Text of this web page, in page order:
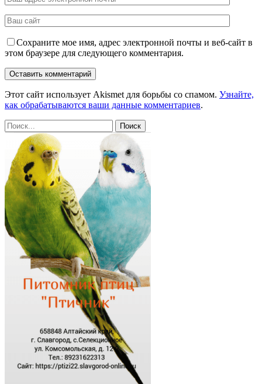
Сохраните мое имя, адрес электронной почты и веб-сайт в
этом браузере для следующего комментария.
Этот сайт использует Akismet для борьбы со спамом. Узнайте,
как обрабатываются ваши данные комментариев.